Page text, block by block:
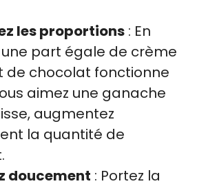
les proportions : En
part égale de crème
de chocolat fonctionne
aimez une ganache
augmentez
la quantité de
doucement : Portez la